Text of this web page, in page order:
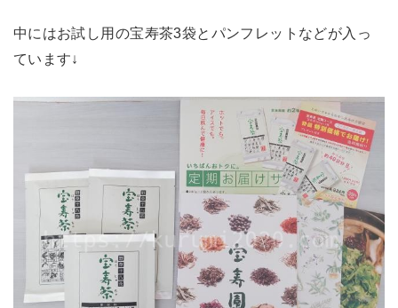
中にはお試し用の宝寿茶3袋とパンフレットなどが入っ
ています↓